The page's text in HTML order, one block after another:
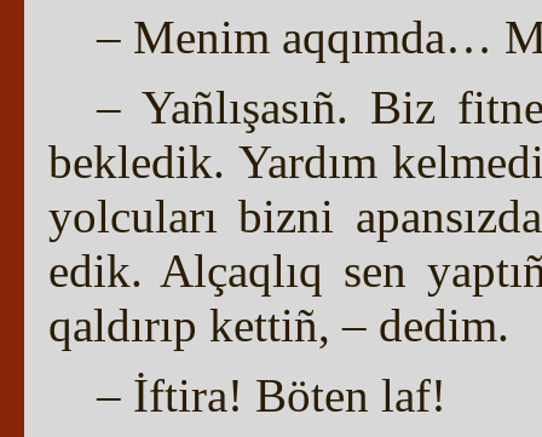
– Menim aqqımda…
– Yañlışasıñ. Biz
bekledik. Yardım
yolcuları bizni
edik. Alçaqlıq sen
qaldırıp kettiñ, – dedim.
– İftira! Böten laf!